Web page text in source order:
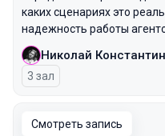
каких сценариях это
надежность работы
Николай
3 зал
Смотреть запись